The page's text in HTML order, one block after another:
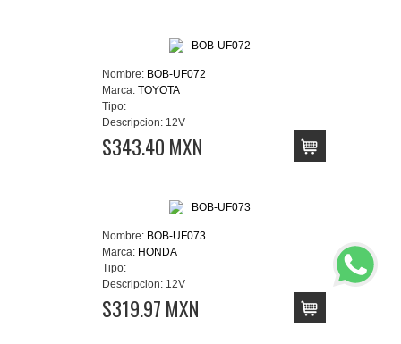
Nombre: BOB-UF072
Marca: TOYOTA
Tipo:
Descripcion: 12V
$343.40 MXN
Nombre: BOB-UF073
Marca: HONDA
Tipo:
Descripcion: 12V
$319.97 MXN